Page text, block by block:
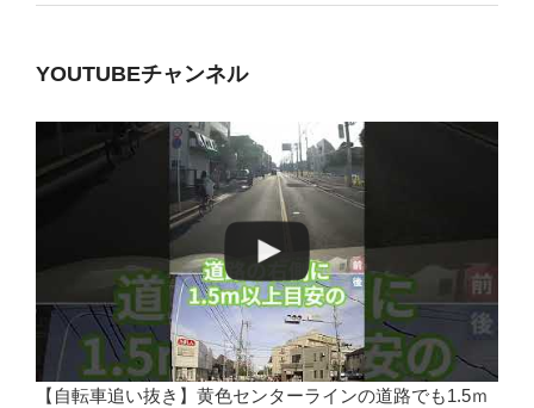
YOUTUBEチャンネル
【自転車追い抜き】黄色センターラインの道路でも1.5ｍ